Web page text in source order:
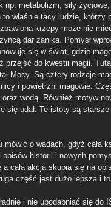
np. metabolizm, siły
to właśnie tacy ludzie,
krzepy może nie
dar zanika. Pomysł
się w świat, gdzie
przejść do kwestii magii.
Mocy. Są cztery rodzaje
i powietrzni magowie.
wodą. Również motyw
się udał. Te istoty są
o wadach, gdyż cała
historii i nowych
a cała akcja skupia się na
część jest dużo lepsza i
i nie upodabniać się do